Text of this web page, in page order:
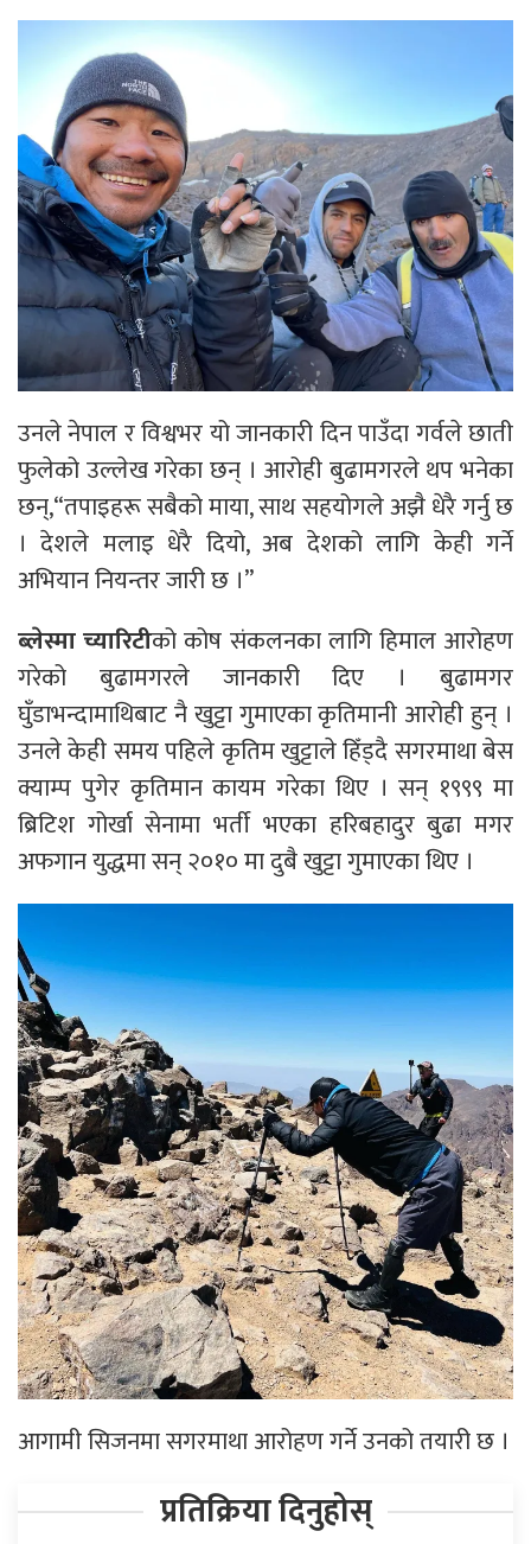
उनले नेपाल र विश्वभर यो जानकारी दिन पाउँदा गर्वले छाती
फुलेको उल्लेख गरेका छन् । आरोही बुढामगरले थप भनेका
छन्,“तपाइहरू सबैको माया, साथ सहयोगले अझै धेरै गर्नु छ
। देशले मलाइ धेरै दियो, अब देशको लागि केही गर्ने
अभियान नियन्तर जारी छ ।”
ब्लेस्मा च्यारिटीको कोष संकलनका लागि हिमाल आरोहण
गरेको बुढामगरले जानकारी दिए । बुढामगर
घुँडाभन्दामाथिबाट नै खुट्टा गुमाएका कृतिमानी आरोही हुन् ।
उनले केही समय पहिले कृतिम खुट्टाले हिँड्दै सगरमाथा बेस
क्याम्प पुगेर कृतिमान कायम गरेका थिए । सन् १९९९ मा
ब्रिटिश गोर्खा सेनामा भर्ती भएका हरिबहादुर बुढा मगर
अफगान युद्धमा सन् २०१० मा दुबै खुट्टा गुमाएका थिए ।
आगामी सिजनमा सगरमाथा आरोहण गर्ने उनको तयारी छ ।
प्रतिक्रिया दिनुहोस्